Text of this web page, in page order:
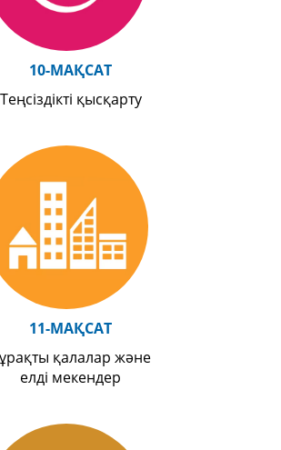
10-МАҚСАТ
Теңсіздікті қысқарту
11-МАҚСАТ
қалалар және
елді мекендер